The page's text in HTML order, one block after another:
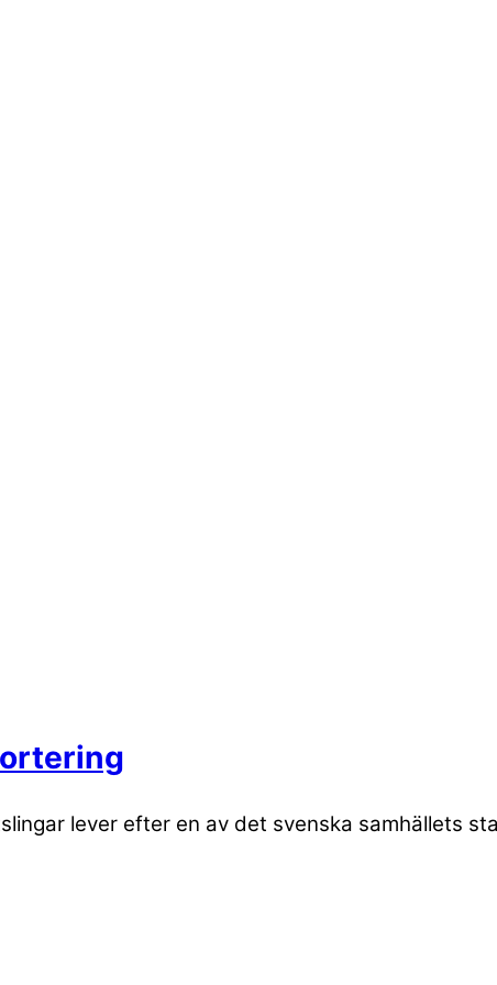
lever efter en av det svenska samhällets